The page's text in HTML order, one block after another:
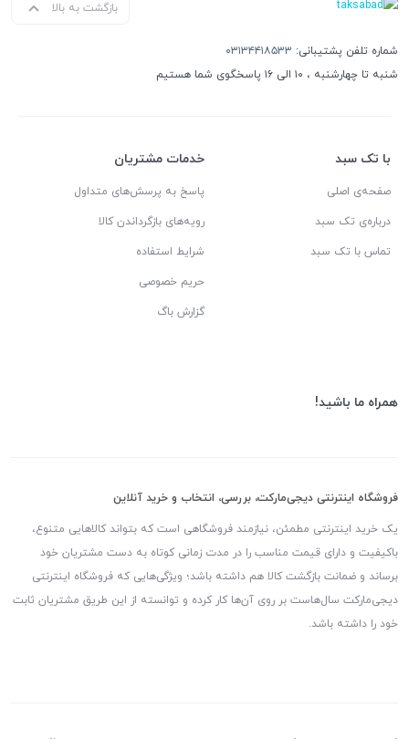
بازگشت به بالا
شماره تلفن پشتیبانی: ۰۳۱۳۴۴۱۸۵۳۳
شنبه تا چهارشنبه ، ۱۰ الی ۱۶ پاسخگوی شما هستیم
با تک سبد
صفحه‌ی اصلی
درباره‌ی تک سبد
تماس با تک سبد
خدمات مشتریان
پاسخ به پرسش‌های متداول
رویه‌های بازگرداندن کالا
شرایط استفاده
حریم خصوصی
گزارش باگ
همراه ما باشید!
فروشگاه اینترنتی دیجی‌مارکت، بررسی، انتخاب و خرید آنلاین
یک خرید اینترنتی مطمئن، نیازمند فروشگاهی است که بتواند کالاهایی متنوع،
باکیفیت و دارای قیمت مناسب را در مدت زمانی کوتاه به دست مشتریان خود
برساند و ضمانت بازگشت کالا هم داشته باشد؛ ویژگی‌هایی که فروشگاه اینترنتی
دیجی‌مارکت سال‌هاست بر روی آن‌ها کار کرده و توانسته از این طریق مشتریان ثابت
خود را داشته باشد.